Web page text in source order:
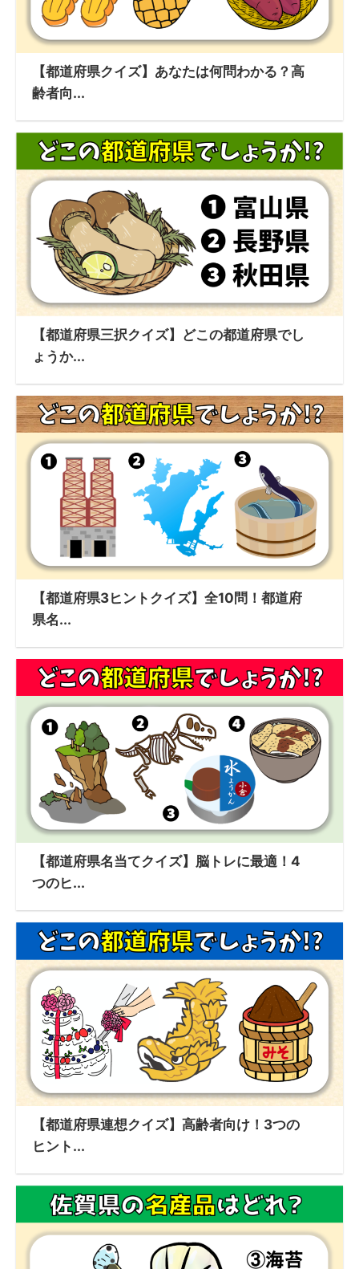
【都道府県クイズ】あなたは何問わかる？高
齢者向...
【都道府県三択クイズ】どこの都道府県でし
ょうか...
【都道府県3ヒントクイズ】全10問！都道府
県名...
【都道府県名当てクイズ】脳トレに最適！4
つのヒ...
【都道府県連想クイズ】高齢者向け！3つの
ヒント...